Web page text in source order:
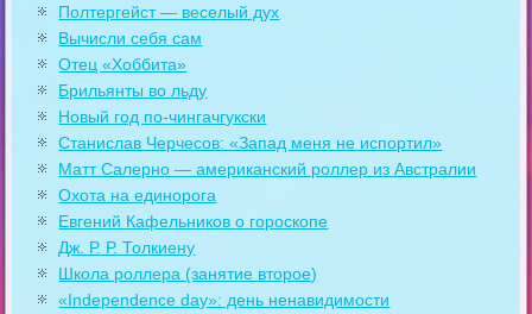
Полтергейст — веселый дух
Вычисли себя сам
Отец «Хоббита»
Брильянты во льду
Новый год по-чингачгукски
Станислав Черчесов: «Запад меня не испортил»
Матт Салерно — американский роллер из Австралии
Охота на единорога
Евгений Кафельников о гороскопе
Дж. Р. Р. Толкиену
Школа роллера (занятие второе)
«Independence day»: день ненавидимости